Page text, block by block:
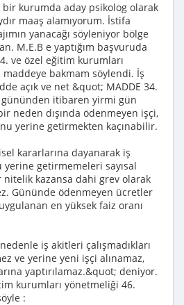
bir kurumda aday psikolog olarak
maaş alamıyorum. İstifa
yanacağı söyleniyor bölge
M.E.B e yaptığım başvuruda
ve özel eğitim kurumları
bakmam söylendi. İş
açık ve net &quot; MADDE 34.
itibaren yirmi gün
neden dışında ödenmeyen işçi,
yerine getirmekten kaçınabilir.
kararlarına dayanarak iş
getirmemeleri sayısal
kazansa dahi grev olarak
Gününde ödenmeyen ücretler
en yüksek faiz oranı
iş akitleri çalışmadıkları
ve yerine yeni işçi alınamaz,
yaptırılamaz.&quot; deniyor.
kurumları yönetmeliği 46.
: